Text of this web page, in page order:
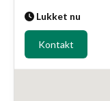
Lukket nu
Kontakt